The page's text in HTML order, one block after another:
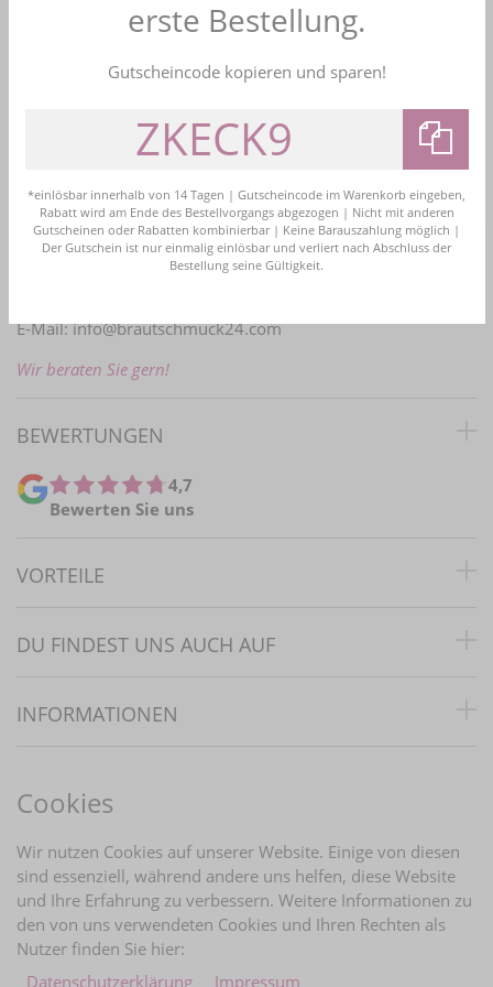
Lorem ipsum dolor sit amet, consetetur sadipscing elitr,
sed diam nonumy eirmod tempor invidunt ut labore et
vero eos et accusam et justo duo dolores et ea rebum.
Stet clita kasd gubergren, no sea takimata sanctus est
Lorem ipsum dolor sit amet.
PERSÖNLICHE BERATUNG
E-Mail:info@brautschmuck24.com
Wir beraten Sie gern!
BEWERTUNGEN
4,7
Bewerten Sie uns
VORTEILE
DU FINDEST UNS AUCH AUF
INFORMATIONEN
BRAUTINFOS
ZAHLUNGARTEN
Cookies
Wir nutzen Cookies auf unserer Website. Einige von diesen
sind essenziell, während andere uns helfen, diese Website
und Ihre Erfahrung zu verbessern. Weitere Informationen zu
den von uns verwendeten Cookies und Ihren Rechten als
Nutzer finden Sie hier:
Daten­schutz­erklärung
Impressum
erste Bestellung.
Gutscheincode kopieren und sparen!
*einlösbar innerhalb von 14 Tagen | Gutscheincode im Warenkorb eingeben,
Rabatt wird am Ende des Bestellvorgangs abgezogen | Nicht mit anderen
Gutscheinen oder Rabatten kombinierbar | Keine Barauszahlung möglich |
Der Gutschein ist nur einmalig einlösbar und verliert nach Abschluss der
Bestellung seine Gültigkeit.